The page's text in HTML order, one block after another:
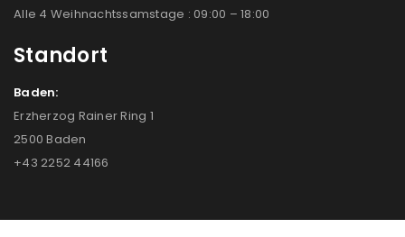
Alle 4 Weihnachtssamstage : 09:00 – 18:00
Standort
Baden:
Erzherzog Rainer Ring 1
2500 Baden
+43 2252 44166